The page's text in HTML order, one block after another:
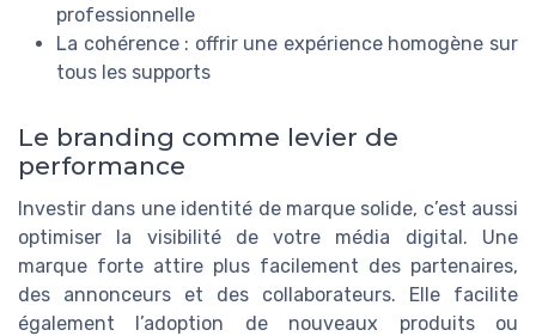
professionnelle
La cohérence : offrir une expérience homogène sur
tous les supports
Le branding comme levier de
performance
Investir dans une identité de marque solide, c’est aussi
optimiser la visibilité de votre média digital. Une
marque forte attire plus facilement des partenaires,
des annonceurs et des collaborateurs. Elle facilite
également l’adoption de nouveaux produits ou